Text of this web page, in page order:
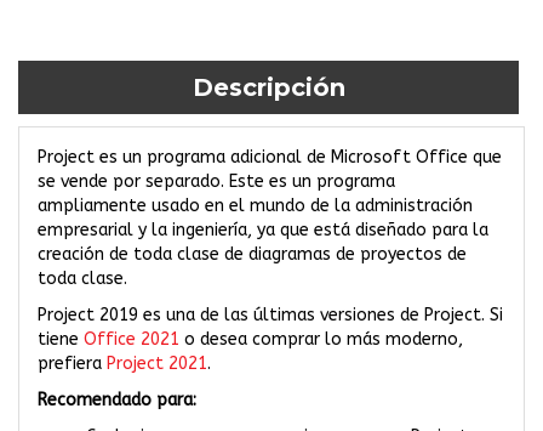
Descripción
Project es un programa adicional de Microsoft Office que
se vende por separado. Este es un programa
ampliamente usado en el mundo de la administración
empresarial y la ingeniería, ya que está diseñado para la
creación de toda clase de diagramas de proyectos de
toda clase.
Project 2019 es una de las últimas versiones de Project. Si
tiene Office 2021 o desea comprar lo más moderno,
prefiera Project 2021.
Recomendado para: